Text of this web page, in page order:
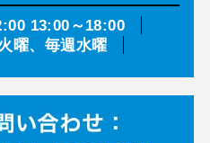
13:00～18:00
曜、毎週水曜